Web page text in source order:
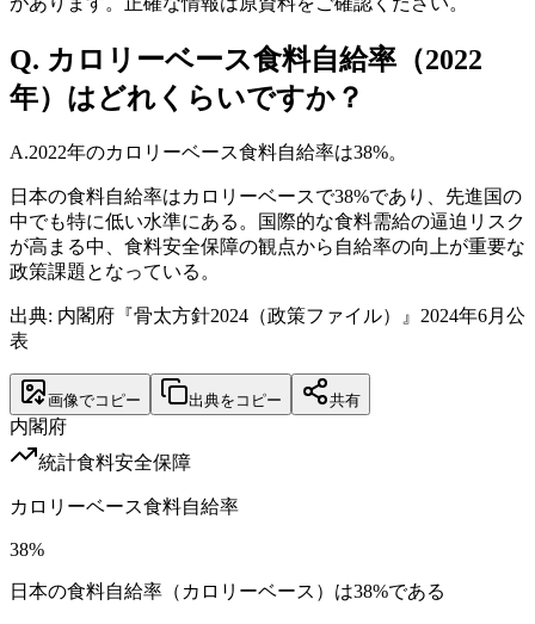
Q. カロリーベース食料自給率（2022
年）はどれくらいですか？
A.2022年のカロリーベース食料自給率は38%。
日本の食料自給率はカロリーベースで38%であり、先進国の
中でも特に低い水準にある。国際的な食料需給の逼迫リスク
が高まる中、食料安全保障の観点から自給率の向上が重要な
政策課題となっている。
出典: 内閣府『骨太方針2024（政策ファイル）』2024年6月公
表
画像でコピー 出典をコピー 共有
内閣府
統計食料安全保障
カロリーベース食料自給率
38%
日本の食料自給率（カロリーベース）は38%である